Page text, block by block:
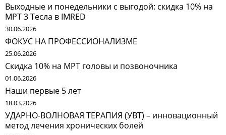
Выходные и понедельники с выгодой: скидка 10% на
МРТ 3 Тесла в IMRED
30.06.2026
ФОКУС НА ПРОФЕССИОНАЛИЗМЕ
25.06.2026
Скидка 10% на МРТ головы и позвоночника
01.06.2026
Наши первые 5 лет
18.03.2026
УДАРНО-ВОЛНОВАЯ ТЕРАПИЯ (УВТ) – инновационный
метод лечения хронических болей